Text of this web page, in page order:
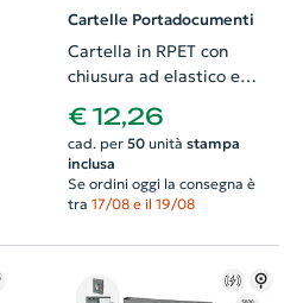
Cartelle Portadocumenti
Cartella in RPET con
chiusura ad elastico e
A4 e vari scomparti
interni
€ 12,26
cad. per 50unità stampa
inclusa
Se ordini oggi la consegna è
tra 17/08 e il 19/08